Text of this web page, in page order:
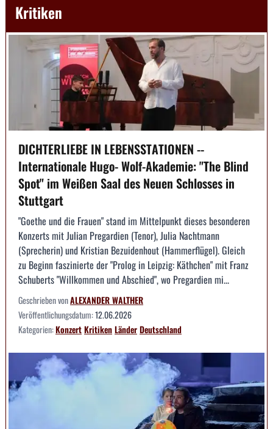
Kritiken
DICHTERLIEBE IN LEBENSSTATIONEN --
Internationale Hugo- Wolf-Akademie: "The Blind
Spot" im Weißen Saal des Neuen Schlosses in
Stuttgart
"Goethe und die Frauen" stand im Mittelpunkt dieses besonderen
Konzerts mit Julian Pregardien (Tenor), Julia Nachtmann
(Sprecherin) und Kristian Bezuidenhout (Hammerflügel). Gleich
zu Beginn faszinierte der "Prolog in Leipzig: Käthchen" mit Franz
Schuberts "Willkommen und Abschied", wo Pregardien mi...
Geschrieben vonALEXANDER WALTHER
Veröffentlichungsdatum:12.06.2026
Kategorien:KonzertKritikenLänderDeutschland